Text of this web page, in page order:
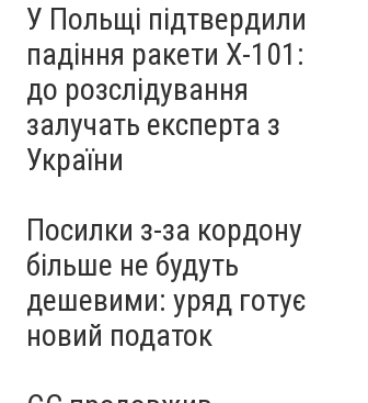
У Польщі підтвердили
падіння ракети Х-101:
до розслідування
залучать експерта з
України
Посилки з-за кордону
більше не будуть
дешевими: уряд готує
новий податок